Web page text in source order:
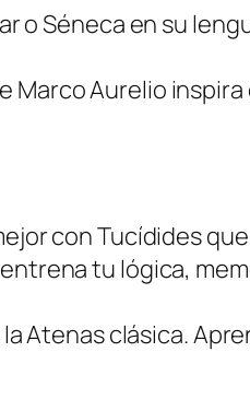
o Séneca en su
Marco Aurelio
con Tucídides
tu lógica,
Atenas clásica.